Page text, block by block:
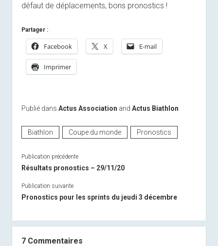
défaut de déplacements, bons pronostics !
Partager :
Facebook X E-mail
Imprimer
Publié dans Actus Association and Actus Biathlon
Biathlon Coupe du monde Pronostics
Publication précédente
Résultats pronostics – 29/11/20
Publication suivante
Pronostics pour les sprints du jeudi 3 décembre
7 Commentaires